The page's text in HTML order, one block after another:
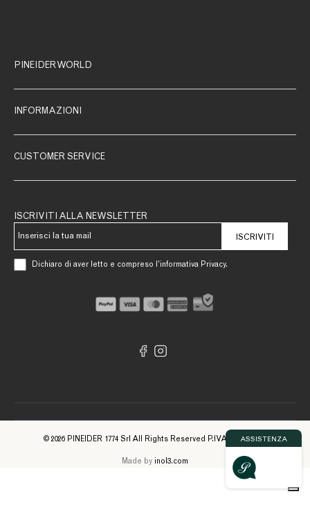
PINEIDER WORLD
INFORMAZIONI
CUSTOMER SERVICE
ISCRIVITI ALLA NEWSLETTER
ISCRIVITI
Dichiaro di aver letto e compreso l’informativa Privacy.
© 2026 PINEIDER 1774 Srl All Rights Reserved P.IVA 09561740961
Made by inol3.com
ASSISTENZA